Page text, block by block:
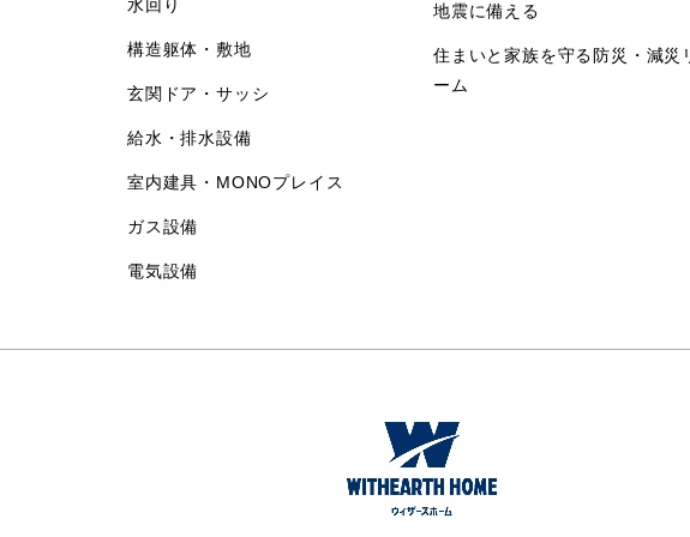
水回り
構造躯体・敷地
玄関ドア・サッシ
給水・排水設備
室内建具・MONOプレイス
ガス設備
電気設備
地震に備える
住まいと家族を守る防災・減災
ーム